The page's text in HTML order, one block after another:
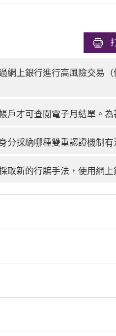
網上銀行進行高風險交易
戶才可查閱電子月結單。為
分採納哪種雙重認證機制有
取新的行騙手法，使用網